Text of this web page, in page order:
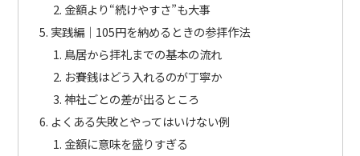
金額より“続けやすさ”も大事
実践編｜105円を納めるときの参拝作法
鳥居から拝礼までの基本の流れ
お賽銭はどう入れるのが丁寧か
神社ごとの差が出るところ
よくある失敗とやってはいけない例
金額に意味を盛りすぎる